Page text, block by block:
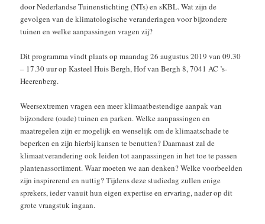
door Nederlandse Tuinenstichting (NTs) en sKBL. Wat zijn de
gevolgen van de klimatologische veranderingen voor bijzondere
tuinen en welke aanpassingen vragen zij?
Dit programma vindt plaats op maandag 26 augustus 2019 van 09.30
– 17.30 uur op Kasteel Huis Bergh, Hof van Bergh 8, 7041 AC ’s-
Heerenberg.
Weersextremen vragen een meer klimaatbestendige aanpak van
bijzondere (oude) tuinen en parken. Welke aanpassingen en
maatregelen zijn er mogelijk en wenselijk om de klimaatschade te
beperken en zijn hierbij kansen te benutten? Daarnaast zal de
klimaatverandering ook leiden tot aanpassingen in het toe te passen
plantenassortiment. Waar moeten we aan denken? Welke voorbeelden
zijn inspirerend en nuttig? Tijdens deze studiedag zullen enige
sprekers, ieder vanuit hun eigen expertise en ervaring, nader op dit
grote vraagstuk ingaan.